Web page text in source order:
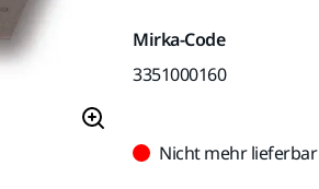
Mirka-Code
3351000160
Nicht mehr lieferbar